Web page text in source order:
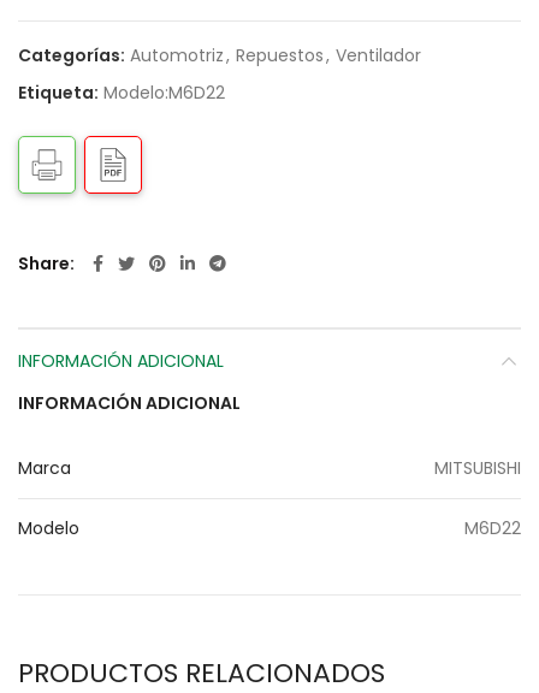
Categorías: Automotriz, Repuestos, Ventilador
Etiqueta: Modelo:M6D22
Share
INFORMACIÓN ADICIONAL
INFORMACIÓN ADICIONAL
Marca MITSUBISHI
Modelo M6D22
PRODUCTOS RELACIONADOS